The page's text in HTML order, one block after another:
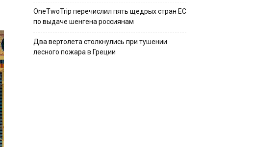
OneTwoTrip перечислил пять щедрых стран ЕС
по выдаче шенгена россиянам
Два вертолета столкнулись при тушении
лесного пожара в Греции